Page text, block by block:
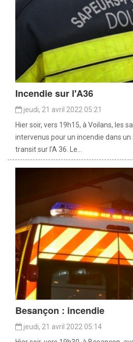
Incendie sur l'A36
jeudi, 21 avril 2022 05:21
Hier soir, vers 19h15, à Voilans, les
intervenus pour un incendie dans un
transit sur l’A 36. Le...
Besançon : incendie
jeudi, 21 avril 2022 05:14